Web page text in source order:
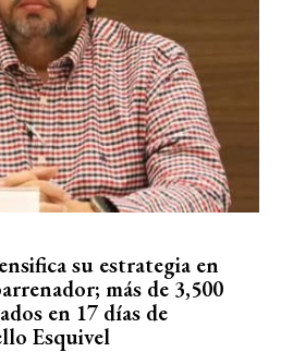
su estrategia en
más de 3,500
en 17 días de
Esquivel